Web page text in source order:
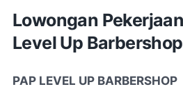
Lowongan
Level Up
PAP LEVEL UP BARBERSHOP